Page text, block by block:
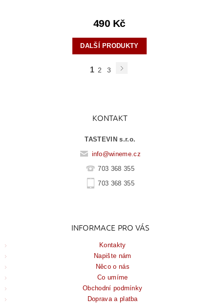
490 Kč
DALŠÍ PRODUKTY
1 2 3
KONTAKT
TASTEVIN s.r.o.
info@wineme.cz
703 368 355
703 368 355
INFORMACE PRO VÁS
Kontakty
Napište nám
Něco o nás
Co umíme
Obchodní podmínky
Doprava a platba